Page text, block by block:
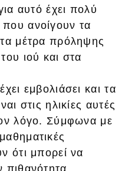
αυτό έχει πολύ
ανοίγουν τα
μέτρα πρόληψης
ιού και στα
εμβολιάσει και τα
στις ηλικίες αυτές
λόγο. Σύμφωνα με
ότι μπορεί να
πιθανότητα